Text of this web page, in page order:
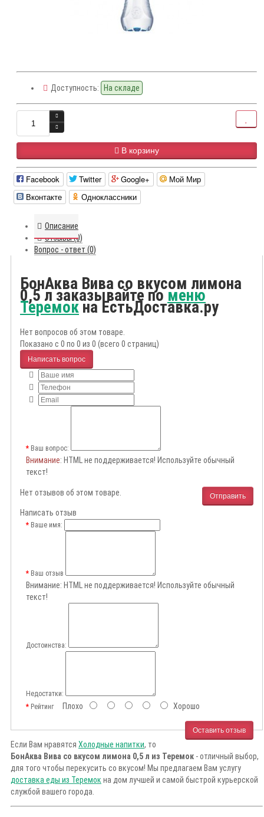
Доступность: На складе
В корзину
Facebook Twitter Google+
Мой Мир
Вконтакте
Одноклассники
Описание
Отзывы (0)
Вопрос - ответ (0)
БонАква Вива со вкусом лимона
0,5 л заказывайте поменю
Теремокна ЕстьДоставка.ру
Нет вопросов об этом товаре.
Показано с 0 по 0 из 0 (всего 0 страниц)
Написать вопрос
Ваш вопрос:
Внимание: HTML не поддерживается! Используйте обычный
текст!
Отправить
Нет отзывов об этом товаре.
Написать отзыв
Ваше имя:
Ваш отзыв
Внимание: HTML не поддерживается! Используйте обычный
текст!
Достоинства:
Недостатки:
РейтингПлохо Хорошо
Оставить отзыв
Если Вам нравятся Холодные напитки, то
БонАква Вива со вкусом лимона 0,5 л из Теремок - отличный выбор,
для того чтобы перекусить со вкусом! Мы предлагаем Вам услугу
доставка еды из Теремок на дом лучшей и самой быстрой курьерской
службой вашего города.